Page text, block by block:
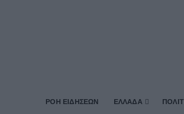
ΡΟΗ ΕΙΔΗΣΕΩΝ ΕΛΛΑΔΑ